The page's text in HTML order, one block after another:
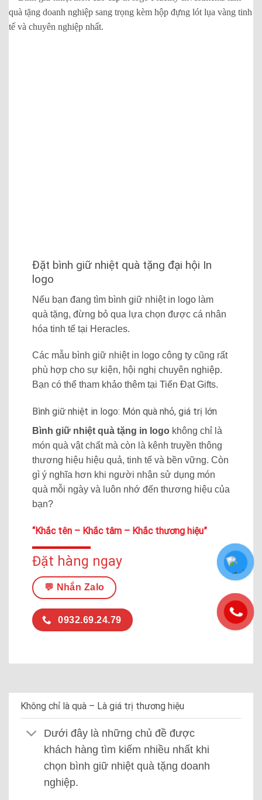
Đặt bình giữ nhiệt quà tặng đại hội In
logo
Nếu bạn đang tìm bình giữ nhiệt in logo làm
quà tặng, đừng bỏ qua lựa chọn được cá nhân
hóa tinh tế tại Heracles.
Các mẫu bình giữ nhiệt in logo công ty cũng rất
phù hợp cho sự kiện, hội nghị chuyên nghiệp.
Bạn có thể tham khảo thêm tại Tiến Đạt Gifts.
Bình giữ nhiệt in logo: Món quà nhỏ, giá trị lớn
Bình giữ nhiệt quà tặng in logo không chỉ là
món quà vật chất mà còn là kênh truyền thông
thương hiệu hiệu quả, tinh tế và bền vững. Còn
gì ý nghĩa hơn khi người nhận sử dụng món
quà mỗi ngày và luôn nhớ đến thương hiệu của
bạn?
“Khắc tên – Khắc tâm – Khắc thương hiệu”
Đặt hàng ngay
💬 Nhắn Zalo
0932.69.24.79
Không chỉ là quà – Là giá trị thương hiệu
Dưới đây là những chủ đề được
khách hàng tìm kiếm nhiều nhất khi
chọn bình giữ nhiệt quà tặng doanh
nghiệp.